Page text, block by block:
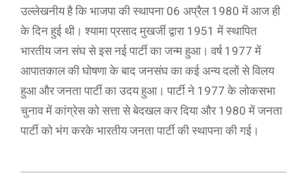
उल्लेखनीय है कि भाजपा की स्थापना 06 अप्रैल 1980 में आज ही
के दिन हुई थी। श्यामा प्रसाद मुखर्जी द्वारा 1951 में स्थापित
भारतीय जन संघ से इस नई पार्टी का जन्म हुआ। वर्ष 1977 में
आपातकाल की घोषणा के बाद जनसंघ का कई अन्य दलों से विलय
हुआ और जनता पार्टी का उदय हुआ। पार्टी ने 1977 के लोकसभा
चुनाव में कांग्रेस को सत्ता से बेदखल कर दिया और 1980 में जनता
पार्टी को भंग करके भारतीय जनता पार्टी की स्थापना की गई।